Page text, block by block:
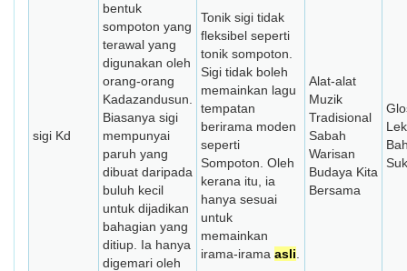
sigi Kd
bentuk
sompoton yang
terawal yang
digunakan oleh
orang-orang
Kadazandusun.
Biasanya sigi
mempunyai
paruh yang
dibuat daripada
buluh kecil
untuk dijadikan
bahagian yang
ditiup. Ia hanya
digemari oleh
Tonik sigi tidak
fleksibel seperti
tonik sompoton.
Sigi tidak boleh
memainkan lagu
tempatan
berirama moden
seperti
Sompoton. Oleh
kerana itu, ia
hanya sesuai
untuk
memainkan
irama-irama asli
Alat-alat
Muzik
Tradisional
Sabah
Warisan
Budaya Kita
Bersama